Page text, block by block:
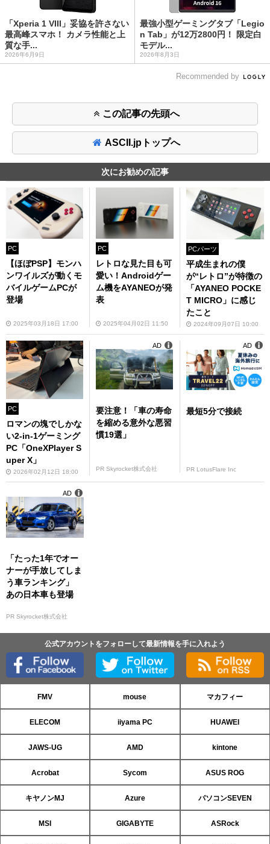
「Xperia 1 VIII」妥協を許さない
最高峰スマホ！ カメラ性能と上
質な手...
2026年6月9日
最強小型ゲーミングタブ「Legio
n Tab」が12万2800円！ 限定白
モデル...
2026年8月3日
Recommended by
この記事の先頭へ
ASCII.jpトップへ
次にお勧めの記事
PC
【ほぼPSP】モンハ
ンワイルズが動くモ
バイルゲームPCが
登場
2025年03月18日 17:00
PC
レトロな見た目も可
愛い！Androidゲー
ム機をAYANEOが発
表
2025年04月02日 11:50
PCパーツ
平成生まれの僕
が“レトロ”が特徴の
「AYANEO POCKE
T MICRO」に感じ
たこと
2024年09月07日 10:00
PC
ロマンの塊でしかな
い2-in-1ゲーミング
PC「OneXPlayer S
uper X」
2026年02月12日 18:00
要注意！「車の寿命
を縮める意外な悪習
慣19選」
PR Skyrocket株式会社
AD
最短5分で接続
PR LotusFlare Inc
AD
「たった1年でオー
ナーが手放してしま
う車ランキング」
あの日本車も登場
PR Skyrocket株式会社
AD
公式アカウントをフォローして最新情報を手に入れよう
FMV mouse マカフィー
ELECOM iiyama PC HUAWEI
JAWS-UG AMD kintone
Acrobat Sycom ASUS ROG
キヤノンMJ Azure パソコンSEVEN
MSI GIGABYTE ASRock